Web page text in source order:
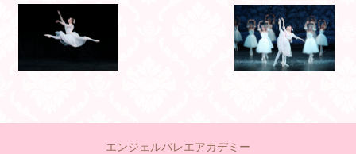
エンジェルバレエアカデミー